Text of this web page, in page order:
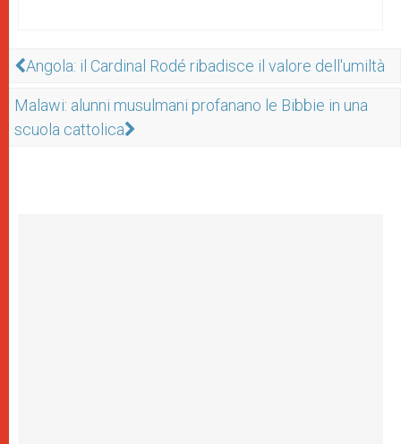
Angola: il Cardinal Rodé ribadisce il valore dell'umiltà
Malawi: alunni musulmani profanano le Bibbie in una
scuola cattolica